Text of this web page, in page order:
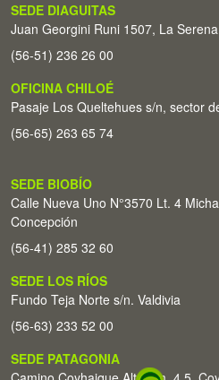
SEDE DIAGUITAS
Juan Georgini Runi 1507, La Serena
(56-51) 236 26 00
OFICINA CHILOÉ
Pasaje Los Queltehues s/n, sector
(56-65) 263 65 74
SEDE BIOBÍO
Calle Nueva Uno N°3570 Lt. 4
Concepción
(56-41) 285 32 60
SEDE LOS RÍOS
Fundo Teja Norte s/n. Valdivia
(56-63) 233 52 00
SEDE PATAGONIA